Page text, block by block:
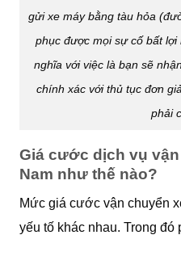
gửi xe máy bằng tàu hỏa
phục được mọi sự cố bất
nghĩa với việc là bạn sẽ
chính xác với thủ tục đơn
phải
Giá cước dịch vụ
Nam như thế nào?
Mức giá cước vận chuyển
yếu tố khác nhau. Trong đó